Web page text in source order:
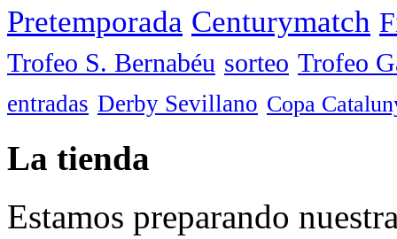
Pretemporada Centurymatch
Trofeo S. Bernabéu sorteo Trofeo
entradas Derby Sevillano Copa
La tienda
Estamos preparando